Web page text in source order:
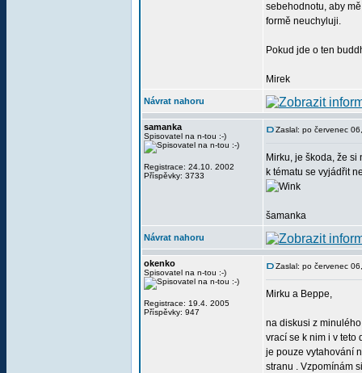
sebehodnotu, aby
formě neuchyluji.
Pokud jde o ten
Mirek
Návrat nahoru
samanka
Spisovatel na n-tou :-)
Registrace: 24.10. 2002
Příspěvky: 3733
Zaslal: po červenec
Mirku, je škoda, že
k tématu se vyjádřit
šamanka
Návrat nahoru
okenko
Spisovatel na n-tou :-)
Registrace: 19.4. 2005
Příspěvky: 947
Zaslal: po červenec
Mirku a Beppe,
na diskusi z
vrací se k nim i v teto
je pouze vytahování
stranu . Vzpomínám